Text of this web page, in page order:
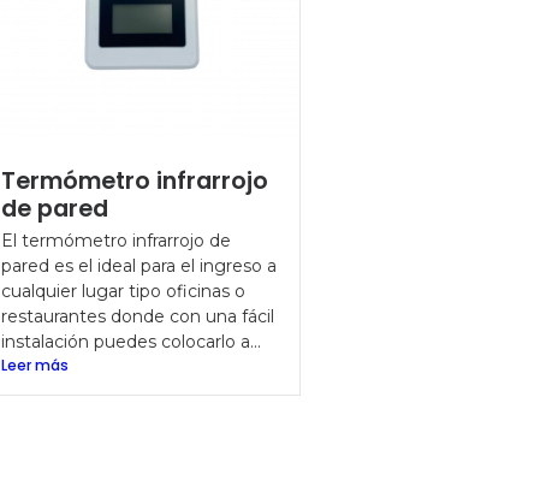
Termómetro infrarrojo
de pared
El termómetro infrarrojo de
pared es el ideal para el ingreso a
cualquier lugar tipo oficinas o
restaurantes donde con una fácil
instalación puedes colocarlo a...
Leer más